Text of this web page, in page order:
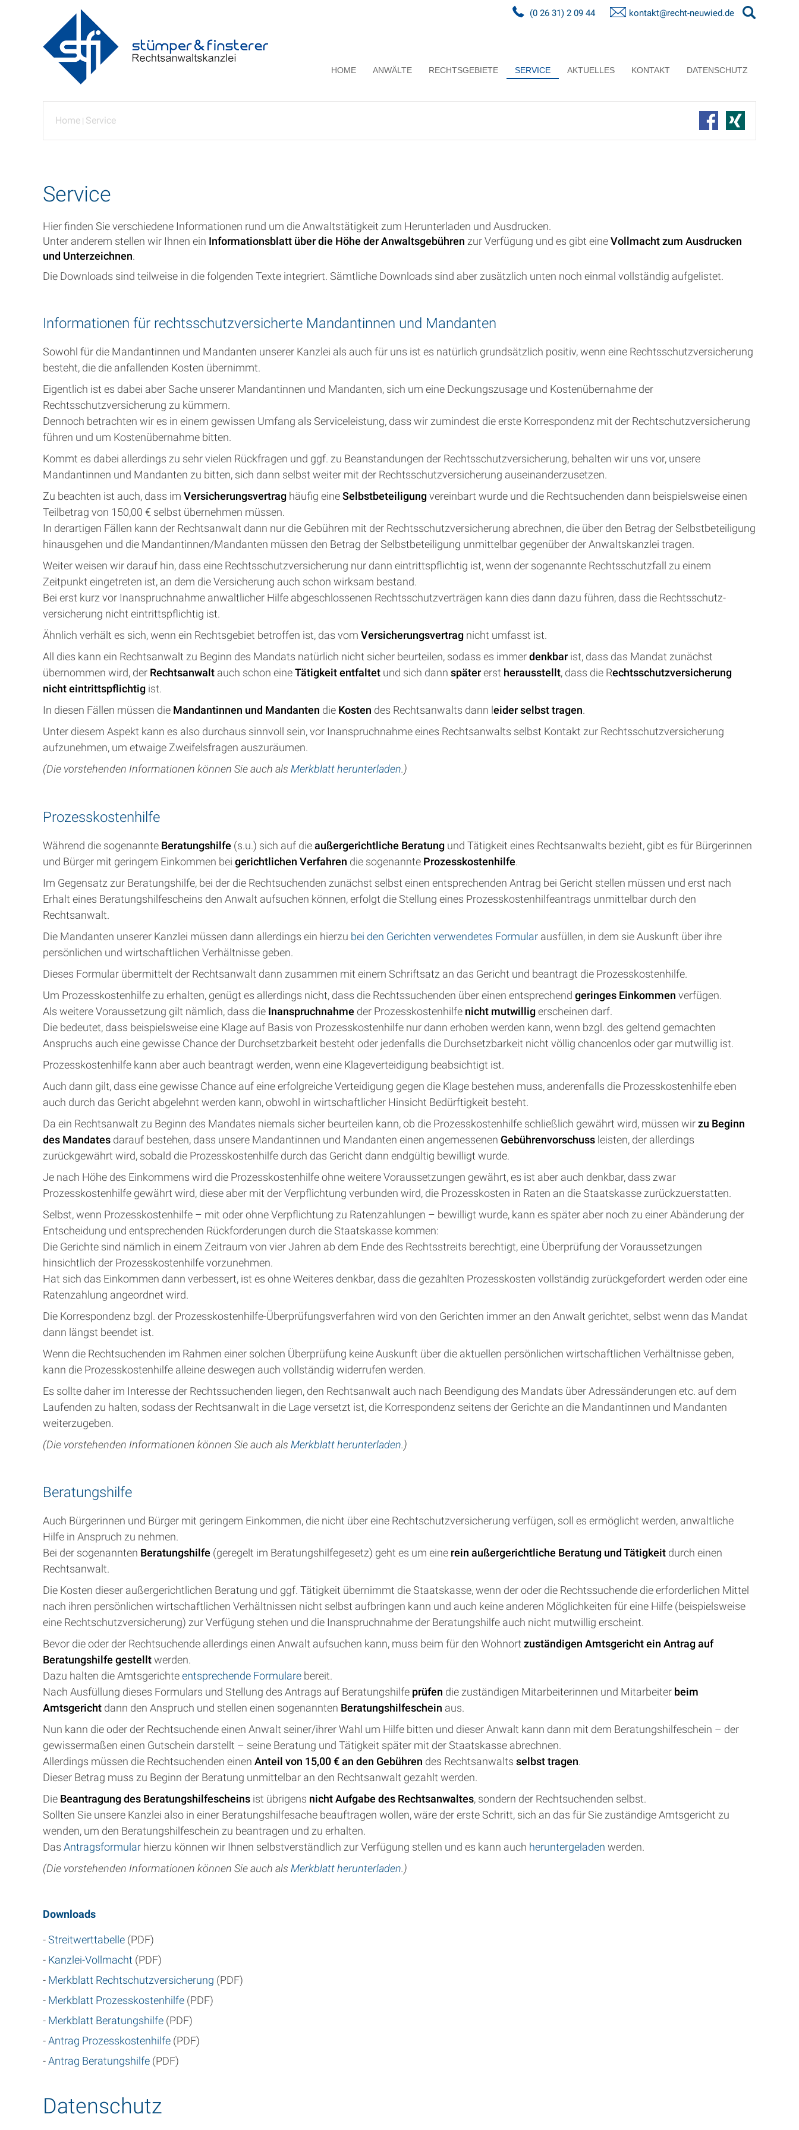
HOME ANWÄLTE RECHTSGEBIETE SERVICE AKTUELLES KONTAKT DATENSCHUTZ
(0 26 31) 2 09 44 kontakt@recht-neuwied.de
Home | Service
Service
Hier finden Sie verschiedene Informationen rund um die Anwaltstätigkeit zum Herunterladen und Ausdrucken.
Unter anderem stellen wir Ihnen ein Informationsblatt über die Höhe der Anwaltsgebühren zur Verfügung und es gibt eineVollmacht zum Ausdrucken
und Unterzeichnen.
Die Downloads sind teilweise in die folgenden Texte integriert. Sämtliche Downloads sind aber zusätzlich unten noch einmal vollständig aufgelistet.
Informationen für rechtsschutzversicherte Mandantinnen und Mandanten
Sowohl für die Mandantinnen und Mandanten unserer Kanzlei als auch für uns ist es natürlich grundsätzlich positiv, wenn eine Rechtsschutzversicherung
besteht, die die anfallenden Kosten übernimmt.
Eigentlich ist es dabei aber Sache unserer Mandantinnen und Mandanten, sich um eine Deckungszusage und Kostenübernahme der
Rechtsschutzversicherung zu kümmern.
Dennoch betrachten wir es in einem gewissen Umfang als Serviceleistung, dass wir zumindest die erste Korrespondenz mit der Rechtschutzversicherung
führen und um Kostenübernahme bitten.
Kommt es dabei allerdings zu sehr vielen Rückfragen und ggf. zu Beanstandungen der Rechtsschutzversicherung, behalten wir uns vor, unsere
Mandantinnen und Mandanten zu bitten, sich dann selbst weiter mit der Rechtsschutzversicherung auseinanderzusetzen.
Zu beachten ist auch, dass im Versicherungsvertrag häufig eineSelbstbeteiligungvereinbart wurde und die Rechtsuchenden dann beispielsweise einen
Teilbetrag von 150,00 € selbst übernehmen müssen.
In derartigen Fällen kann der Rechtsanwalt dann nur die Gebühren mit der Rechtsschutzversicherung abrechnen, die über den Betrag der Selbstbeteiligung
hinausgehen und die Mandantinnen/Mandanten müssen den Betrag der Selbstbeteiligung unmittelbar gegenüber der Anwaltskanzlei tragen.
Weiter weisen wir darauf hin, dass eine Rechtsschutzversicherung nur dann eintrittspflichtig ist, wenn der sogenannte Rechtsschutzfall zu einem
Zeitpunkt eingetreten ist, an dem die Versicherung auch schon wirksam bestand.
Bei erst kurz vor Inanspruchnahme anwaltlicher Hilfe abgeschlossenen Rechtsschutzverträgen kann dies dann dazu führen, dass die Rechtsschutz-
versicherung nicht eintrittspflichtig ist.
Ähnlich verhält es sich, wenn ein Rechtsgebiet betroffen ist, das vom Versicherungsvertrag nicht umfasst ist.
All dies kann ein Rechtsanwalt zu Beginn des Mandats natürlich nicht sicher beurteilen, sodass es immerdenkbar ist, dass das Mandat zunächst
übernommen wird, der Rechtsanwalt auch schon eineTätigkeit entfaltet und sich dann spätererst herausstellt, dass die Rechtsschutzversicherung
nicht eintrittspflichtig ist.
In diesen Fällen müssen die Mandantinnen und Mandanten die Kosten des Rechtsanwalts dann leider selbst tragen.
Unter diesem Aspekt kann es also durchaus sinnvoll sein, vor Inanspruchnahme eines Rechtsanwalts selbst Kontakt zur Rechtsschutzversicherung
aufzunehmen, um etwaige Zweifelsfragen auszuräumen.
(Die vorstehenden Informationen können Sie auch als Merkblatt herunterladen.)
Prozesskostenhilfe
Während die sogenannte Beratungshilfe (s.u.) sich auf dieaußergerichtliche Beratung und Tätigkeit eines Rechtsanwalts bezieht, gibt es für Bürgerinnen
und Bürger mit geringem Einkommen bei gerichtlichen Verfahren die sogenannte Prozesskostenhilfe.
Im Gegensatz zur Beratungshilfe, bei der die Rechtsuchenden zunächst selbst einen entsprechenden Antrag bei Gericht stellen müssen und erst nach
Erhalt eines Beratungshilfescheins den Anwalt aufsuchen können, erfolgt die Stellung eines Prozesskostenhilfeantrags unmittelbar durch den
Rechtsanwalt.
Die Mandanten unserer Kanzlei müssen dann allerdings ein hierzu bei den Gerichten verwendetes Formular ausfüllen, in dem sie Auskunft über ihre
persönlichen und wirtschaftlichen Verhältnisse geben.
Dieses Formular übermittelt der Rechtsanwalt dann zusammen mit einem Schriftsatz an das Gericht und beantragt die Prozesskostenhilfe.
Um Prozesskostenhilfe zu erhalten, genügt es allerdings nicht, dass die Rechtssuchenden über einen entsprechend geringes Einkommen verfügen.
Als weitere Voraussetzung gilt nämlich, dass die Inanspruchnahme der Prozesskostenhilfe nicht mutwilligerscheinen darf.
Die bedeutet, dass beispielsweise eine Klage auf Basis von Prozesskostenhilfe nur dann erhoben werden kann, wenn bzgl. des geltend gemachten
Anspruchs auch eine gewisse Chance der Durchsetzbarkeit besteht oder jedenfalls die Durchsetzbarkeit nicht völlig chancenlos oder gar mutwillig ist.
Prozesskostenhilfe kann aber auch beantragt werden, wenn eine Klageverteidigung beabsichtigt ist.
Auch dann gilt, dass eine gewisse Chance auf eine erfolgreiche Verteidigung gegen die Klage bestehen muss, anderenfalls die Prozesskostenhilfe eben
auch durch das Gericht abgelehnt werden kann, obwohl in wirtschaftlicher Hinsicht Bedürftigkeit besteht.
Da ein Rechtsanwalt zu Beginn des Mandates niemals sicher beurteilen kann, ob die Prozesskostenhilfe schließlich gewährt wird, müssen wirzu Beginn
des Mandates darauf bestehen, dass unsere Mandantinnen und Mandanten einen angemessenen Gebührenvorschuss leisten, der allerdings
zurückgewährt wird, sobald die Prozesskostenhilfe durch das Gericht dann endgültig bewilligt wurde.
Je nach Höhe des Einkommens wird die Prozesskostenhilfe ohne weitere Voraussetzungen gewährt, es ist aber auch denkbar, dass zwar
Prozesskostenhilfe gewährt wird, diese aber mit der Verpflichtung verbunden wird, die Prozesskosten in Raten an die Staatskasse zurückzuerstatten.
Selbst, wenn Prozesskostenhilfe – mit oder ohne Verpflichtung zu Ratenzahlungen – bewilligt wurde, kann es später aber noch zu einer Abänderung der
Entscheidung und entsprechenden Rückforderungen durch die Staatskasse kommen:
Die Gerichte sind nämlich in einem Zeitraum von vier Jahren ab dem Ende des Rechtsstreits berechtigt, eine Überprüfung der Voraussetzungen
hinsichtlich der Prozesskostenhilfe vorzunehmen.
Hat sich das Einkommen dann verbessert, ist es ohne Weiteres denkbar, dass die gezahlten Prozesskosten vollständig zurückgefordert werden oder eine
Ratenzahlung angeordnet wird.
Die Korrespondenz bzgl. der Prozesskostenhilfe-Überprüfungsverfahren wird von den Gerichten immer an den Anwalt gerichtet, selbst wenn das Mandat
dann längst beendet ist.
Wenn die Rechtsuchenden im Rahmen einer solchen Überprüfung keine Auskunft über die aktuellen persönlichen wirtschaftlichen Verhältnisse geben,
kann die Prozesskostenhilfe alleine deswegen auch vollständig widerrufen werden.
Es sollte daher im Interesse der Rechtssuchenden liegen, den Rechtsanwalt auch nach Beendigung des Mandats über Adressänderungen etc. auf dem
Laufenden zu halten, sodass der Rechtsanwalt in die Lage versetzt ist, die Korrespondenz seitens der Gerichte an die Mandantinnen und Mandanten
weiterzugeben.
(Die vorstehenden Informationen können Sie auch als Merkblatt herunterladen.)
Beratungshilfe
Auch Bürgerinnen und Bürger mit geringem Einkommen, die nicht über eine Rechtschutzversicherung verfügen, soll es ermöglicht werden, anwaltliche
Hilfe in Anspruch zu nehmen.
Bei der sogenannten Beratungshilfe (geregelt im Beratungshilfegesetz) geht es um eine rein außergerichtliche Beratung und Tätigkeit durch einen
Rechtsanwalt.
Die Kosten dieser außergerichtlichen Beratung und ggf. Tätigkeit übernimmt die Staatskasse, wenn der oder die Rechtssuchende die erforderlichen Mittel
nach ihren persönlichen wirtschaftlichen Verhältnissen nicht selbst aufbringen kann und auch keine anderen Möglichkeiten für eine Hilfe (beispielsweise
eine Rechtschutzversicherung) zur Verfügung stehen und die Inanspruchnahme der Beratungshilfe auch nicht mutwillig erscheint.
Bevor die oder der Rechtsuchende allerdings einen Anwalt aufsuchen kann, muss beim für den Wohnort zuständigen Amtsgericht ein Antrag auf
Beratungshilfe gestelltwerden.
Dazu halten die Amtsgerichteentsprechende Formulare bereit.
Nach Ausfüllung dieses Formulars und Stellung des Antrags auf Beratungshilfe prüfen die zuständigen Mitarbeiterinnen und Mitarbeiter beim
Amtsgericht dann den Anspruch und stellen einen sogenannten Beratungshilfeschein aus.
Nun kann die oder der Rechtsuchende einen Anwalt seiner/ihrer Wahl um Hilfe bitten und dieser Anwalt kann dann mit dem Beratungshilfeschein – der
gewissermaßen einen Gutschein darstellt – seine Beratung und Tätigkeit später mit der Staatskasse abrechnen.
Allerdings müssen die Rechtsuchenden einen Anteil von 15,00 € an den Gebühren des Rechtsanwalts selbst tragen.
Dieser Betrag muss zu Beginn der Beratung unmittelbar an den Rechtsanwalt gezahlt werden.
Die Beantragung des Beratungshilfescheins ist übrigens nicht Aufgabe des Rechtsanwaltes, sondern der Rechtsuchenden selbst.
Sollten Sie unsere Kanzlei also in einer Beratungshilfesache beauftragen wollen, wäre der erste Schritt, sich an das für Sie zuständige Amtsgericht zu
wenden, um den Beratungshilfeschein zu beantragen und zu erhalten.
Das Antragsformular hierzu können wir Ihnen selbstverständlich zur Verfügung stellen und es kann auch heruntergeladen werden.
(Die vorstehenden Informationen können Sie auch als Merkblatt herunterladen.)
Downloads
-Streitwerttabelle (PDF)
- Kanzlei-Vollmacht (PDF)
- Merkblatt Rechtschutzversicherung (PDF)
- Merkblatt Prozesskostenhilfe (PDF)
- Merkblatt Beratungshilfe (PDF)
-Antrag Prozesskostenhilfe (PDF)
-Antrag Beratungshilfe (PDF)
Datenschutz